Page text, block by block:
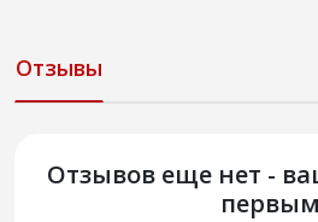
Отзывы
Отзывов еще нет -
первым